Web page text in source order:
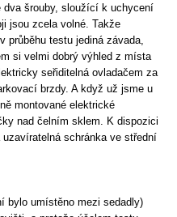
šrouby, sloužící k uchycení
jsou zcela volné. Takže
průběhu testu jediná závada,
si velmi dobrý výhled z místa
seřiditelná ovladačem za
brzdy. A když už jsme u
montované elektrické
nad čelním sklem. K dispozici
schránka ve střední
bylo umístěno mezi sedadly)